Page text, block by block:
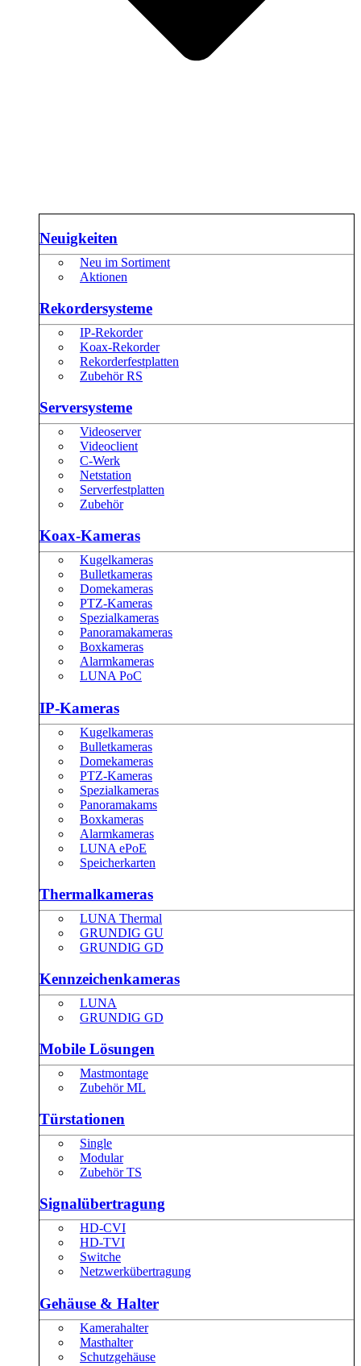
Neuigkeiten
Neu im Sortiment
Aktionen
Rekordersysteme
IP-Rekorder
Koax-Rekorder
Rekorderfestplatten
Zubehör RS
Serversysteme
Videoserver
Videoclient
C-Werk
Netstation
Serverfestplatten
Zubehör
Koax-Kameras
Kugelkameras
Bulletkameras
Domekameras
PTZ-Kameras
Spezialkameras
Panoramakameras
Boxkameras
Alarmkameras
LUNA PoC
IP-Kameras
Kugelkameras
Bulletkameras
Domekameras
PTZ-Kameras
Spezialkameras
Panoramakams
Boxkameras
Alarmkameras
LUNA ePoE
Speicherkarten
Thermalkameras
LUNA Thermal
GRUNDIG GU
GRUNDIG GD
Kennzeichenkameras
LUNA
GRUNDIG GD
Mobile Lösungen
Mastmontage
Zubehör ML
Türstationen
Single
Modular
Zubehör TS
Signalübertragung
HD-CVI
HD-TVI
Switche
Netzwerkübertragung
Gehäuse & Halter
Kamerahalter
Masthalter
Schutzgehäuse